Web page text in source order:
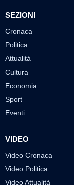
SEZIONI
Cronaca
Politica
Attualità
Cultura
Economia
Sport
Eventi
VIDEO
Video Cronaca
Video Politica
Video Attualità